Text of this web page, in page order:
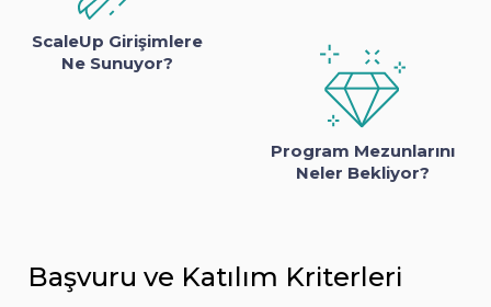
ScaleUp Girişimlere
Ne Sunuyor?
Program Mezunlarını
Neler Bekliyor?
Başvuru ve Katılım Kriterleri